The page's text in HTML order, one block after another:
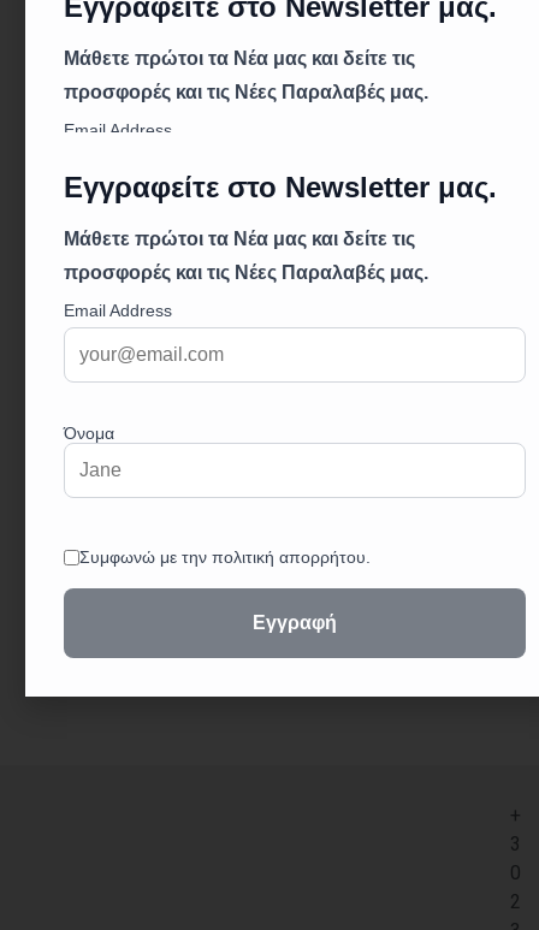
Περιγραφή
Τεχνικά Χαρακτηριστικά:
Μοντέλο: Τσιμπίδα Σώματος Νο.14
Περιγραφή:
Οι τσιμπίδες σώματος Νο.14 σε χρώμα μαύρο/
κόκκινο (0464) αποτελούν αξιόπιστο εργαλείο
για όλους τους τύπους οχημάτων. Μεγαλύτερες
σε μέγεθος, παρέχουν εξαιρετική ακρίβεια και
αντοχή για ευέλικτη χρήση.
Μοντέλο: Τσιμπίδα Σώματος Νο.14, για ευέλικτη
χρήση.
αναγνώριση.
Κατάλληλες για Οχήματα: Κατάλληλες για όλους
τους τύπους οχημάτων.
Εξαιρετική Αντοχή: Κατασκευασμένες για
αξιόπιστη και ανθεκτική χρήση.
+
3
0
2